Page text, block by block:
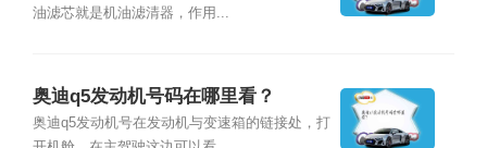
油滤芯就是机油滤清器，作用...
奥迪q5发动机号码在哪里看？
奥迪q5发动机号在发动机与变速箱的链接处，打